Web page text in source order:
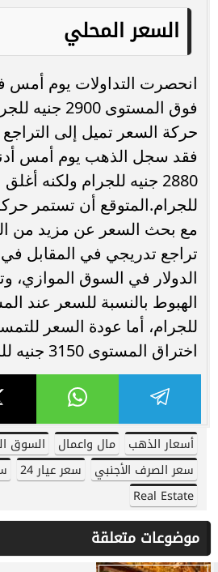
السعر المحلي
انحصرت التداولات يوم
حركة السعر تميل إلى
فقد سجل الذهب يوم أمس
للجرام.المتوقع أن تستمر
مع بحث السعر عن مزيد من
تراجع تدريجي في المقابل
الدولار في السوق الموازي،
للجرام، أما عودة السعر
اختراق المستوى 3150 جنيه للجرام.
أسعار الذهب مال واعمال
السوق
سعر الصرف الأجنبي
سعر عيار 24
Real Estate
موضوعات متعلقة